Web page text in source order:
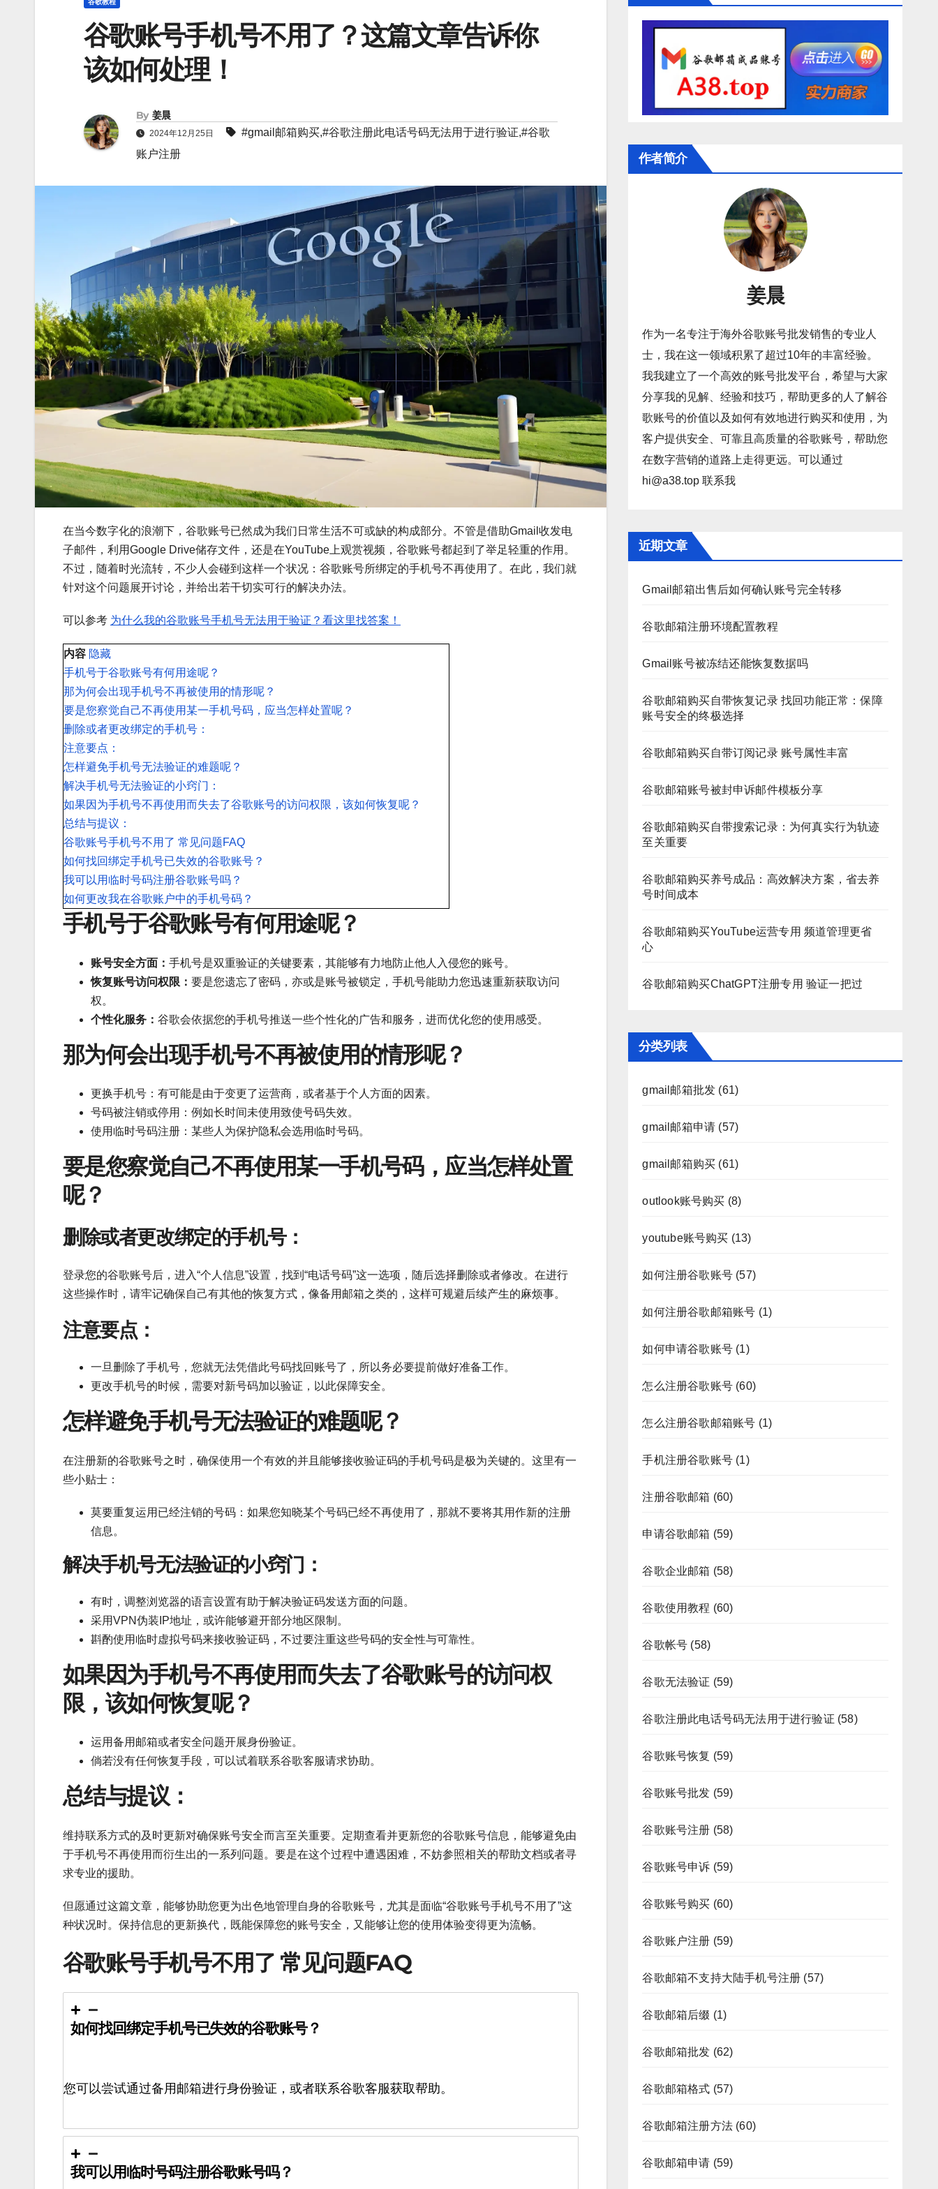
谷歌教程
谷歌账号手机号不用了？这篇文章告诉你
该如何处理！
By 姜晨
2024年12月25日 #gmail邮箱购买,#谷歌注册此电话号码无法用于进行验证,#谷歌
账户注册
在当今数字化的浪潮下，谷歌账号已然成为我们日常生活不可或缺的构成部分。不管是借助Gmail收发电
子邮件，利用Google Drive储存文件，还是在YouTube上观赏视频，谷歌账号都起到了举足轻重的作用。
不过，随着时光流转，不少人会碰到这样一个状况：谷歌账号所绑定的手机号不再使用了。在此，我们就
针对这个问题展开讨论，并给出若干切实可行的解决办法。
可以参考 为什么我的谷歌账号手机号无法用于验证？看这里找答案！
内容 隐藏
手机号于谷歌账号有何用途呢？
那为何会出现手机号不再被使用的情形呢？
要是您察觉自己不再使用某一手机号码，应当怎样处置呢？
删除或者更改绑定的手机号：
注意要点：
怎样避免手机号无法验证的难题呢？
解决手机号无法验证的小窍门：
如果因为手机号不再使用而失去了谷歌账号的访问权限，该如何恢复呢？
总结与提议：
谷歌账号手机号不用了 常见问题FAQ
如何找回绑定手机号已失效的谷歌账号？
我可以用临时号码注册谷歌账号吗？
如何更改我在谷歌账户中的手机号码？
手机号于谷歌账号有何用途呢？
账号安全方面： 手机号是双重验证的关键要素，其能够有力地防止他人入侵您的账号。
恢复账号访问权限： 要是您遗忘了密码，亦或是账号被锁定，手机号能助力您迅速重新获取访问
权。
个性化服务： 谷歌会依据您的手机号推送一些个性化的广告和服务，进而优化您的使用感受。
那为何会出现手机号不再被使用的情形呢？
更换手机号：有可能是由于变更了运营商，或者基于个人方面的因素。
号码被注销或停用：例如长时间未使用致使号码失效。
使用临时号码注册：某些人为保护隐私会选用临时号码。
要是您察觉自己不再使用某一手机号码，应当怎样处置
呢？
删除或者更改绑定的手机号：
登录您的谷歌账号后，进入“个人信息”设置，找到“电话号码”这一选项，随后选择删除或者修改。在进行
这些操作时，请牢记确保自己有其他的恢复方式，像备用邮箱之类的，这样可规避后续产生的麻烦事。
注意要点：
一旦删除了手机号，您就无法凭借此号码找回账号了，所以务必要提前做好准备工作。
更改手机号的时候，需要对新号码加以验证，以此保障安全。
怎样避免手机号无法验证的难题呢？
在注册新的谷歌账号之时，确保使用一个有效的并且能够接收验证码的手机号码是极为关键的。这里有一
些小贴士：
莫要重复运用已经注销的号码：如果您知晓某个号码已经不再使用了，那就不要将其用作新的注册
信息。
解决手机号无法验证的小窍门：
有时，调整浏览器的语言设置有助于解决验证码发送方面的问题。
采用VPN伪装IP地址，或许能够避开部分地区限制。
斟酌使用临时虚拟号码来接收验证码，不过要注重这些号码的安全性与可靠性。
如果因为手机号不再使用而失去了谷歌账号的访问权
限，该如何恢复呢？
运用备用邮箱或者安全问题开展身份验证。
倘若没有任何恢复手段，可以试着联系谷歌客服请求协助。
总结与提议：
维持联系方式的及时更新对确保账号安全而言至关重要。定期查看并更新您的谷歌账号信息，能够避免由
于手机号不再使用而衍生出的一系列问题。要是在这个过程中遭遇困难，不妨参照相关的帮助文档或者寻
求专业的援助。
但愿通过这篇文章，能够协助您更为出色地管理自身的谷歌账号，尤其是面临“谷歌账号手机号不用了”这
种状况时。保持信息的更新换代，既能保障您的账号安全，又能够让您的使用体验变得更为流畅。
谷歌账号手机号不用了 常见问题FAQ
如何找回绑定手机号已失效的谷歌账号？
您可以尝试通过备用邮箱进行身份验证，或者联系谷歌客服获取帮助。
我可以用临时号码注册谷歌账号吗？
作者简介
姜晨
作为一名专注于海外谷歌账号批发销售的专业人
士，我在这一领域积累了超过10年的丰富经验。
我我建立了一个高效的账号批发平台，希望与大家
分享我的见解、经验和技巧，帮助更多的人了解谷
歌账号的价值以及如何有效地进行购买和使用，为
客户提供安全、可靠且高质量的谷歌账号，帮助您
在数字营销的道路上走得更远。可以通过
hi@a38.top 联系我
近期文章
Gmail邮箱出售后如何确认账号完全转移
谷歌邮箱注册环境配置教程
Gmail账号被冻结还能恢复数据吗
谷歌邮箱购买自带恢复记录 找回功能正常：保障
账号安全的终极选择
谷歌邮箱购买自带订阅记录 账号属性丰富
谷歌邮箱账号被封申诉邮件模板分享
谷歌邮箱购买自带搜索记录：为何真实行为轨迹
至关重要
谷歌邮箱购买养号成品：高效解决方案，省去养
号时间成本
谷歌邮箱购买YouTube运营专用 频道管理更省
心
谷歌邮箱购买ChatGPT注册专用 验证一把过
分类列表
gmail邮箱批发 (61)
gmail邮箱申请 (57)
gmail邮箱购买 (61)
outlook账号购买 (8)
youtube账号购买 (13)
如何注册谷歌账号(57)
如何注册谷歌邮箱账号 (1)
如何申请谷歌账号(1)
怎么注册谷歌账号(60)
怎么注册谷歌邮箱账号 (1)
手机注册谷歌账号(1)
注册谷歌邮箱 (60)
申请谷歌邮箱 (59)
谷歌企业邮箱 (58)
谷歌使用教程 (60)
谷歌帐号 (58)
谷歌无法验证 (59)
谷歌注册此电话号码无法用于进行验证 (58)
谷歌账号恢复 (59)
谷歌账号批发 (59)
谷歌账号注册 (58)
谷歌账号申诉 (59)
谷歌账号购买 (60)
谷歌账户注册 (59)
谷歌邮箱不支持大陆手机号注册 (57)
谷歌邮箱后缀 (1)
谷歌邮箱批发 (62)
谷歌邮箱格式 (57)
谷歌邮箱注册方法(60)
谷歌邮箱申请 (59)